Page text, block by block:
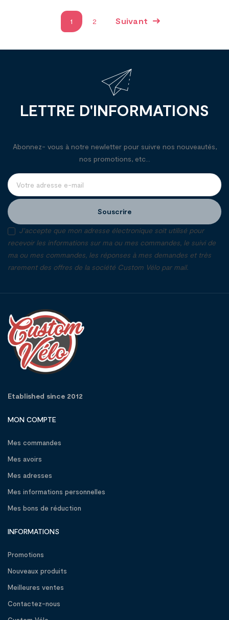
1 2 Suivant
LETTRE D'INFORMATIONS
Abonnez- vous à notre newletter pour suivre nos nouveautés,
nos promotions, etc...
Souscrire
J'accepte que mon adresse électronique soit utilisé pour
recevoir les informations sur ma ou mes commandes, le suivi de
ma ou mes commandes, les réponses à mes demandes et très
rarement des offres de la société Custom Vélo par mail.
Etablished since 2012
MON COMPTE
Mes commandes
Mes avoirs
Mes adresses
Mes informations personnelles
Mes bons de réduction
INFORMATIONS
Promotions
Nouveaux produits
Meilleures ventes
Contactez-nous